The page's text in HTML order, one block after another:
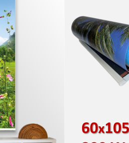
рулон)
плівкової підлоги
підлоги Monocrystal під будь-які
підлоги Monocrystal під плитку
підлоги Monocrystal (з
підлоги Monocrystal (з